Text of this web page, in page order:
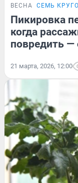
ВЕСНА СЕМЬ
Пикировка
когда
повредить —
21 марта, 2026, 12:00